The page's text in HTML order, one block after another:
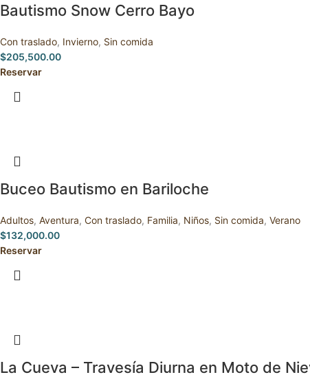
Bautismo Snow Cerro Bayo
Con traslado, Invierno, Sin comida
$205,500.00
Reservar
Buceo Bautismo en Bariloche
Adultos, Aventura, Con traslado, Familia, Niños, Sin comida, Verano
$132,000.00
Reservar
La Cueva – Travesía Diurna en Moto de